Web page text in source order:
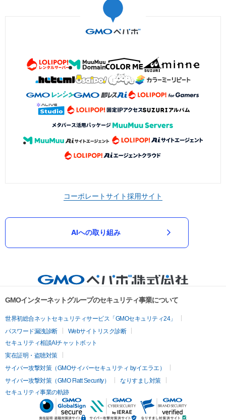
コーポレートサイト採用サイト
AIへの取り組み
GMOインターネットグループのセキュリティ事業について
世界初総合ネットセキュリティサービス「GMOセキュリティ24」
パスワード漏洩診断
Webサイトリスク診断
セキュリティ相談AIチャットボット
実在証明・盗聴対策
サイバー攻撃対策（GMOサイバーセキュリティ byイエラエ）
サイバー攻撃対策（GMO Flatt Security）
なりすまし対策
セキュリティ事業の軌跡